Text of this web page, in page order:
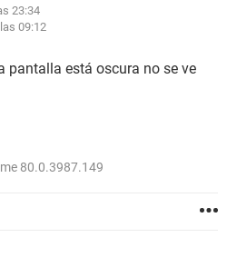
23:34
09:12
pantalla está oscura no se ve
80.0.3987.149